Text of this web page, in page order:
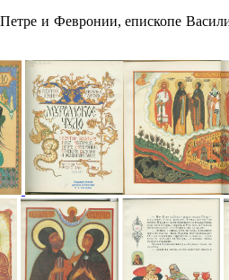
и Февронии, епископе